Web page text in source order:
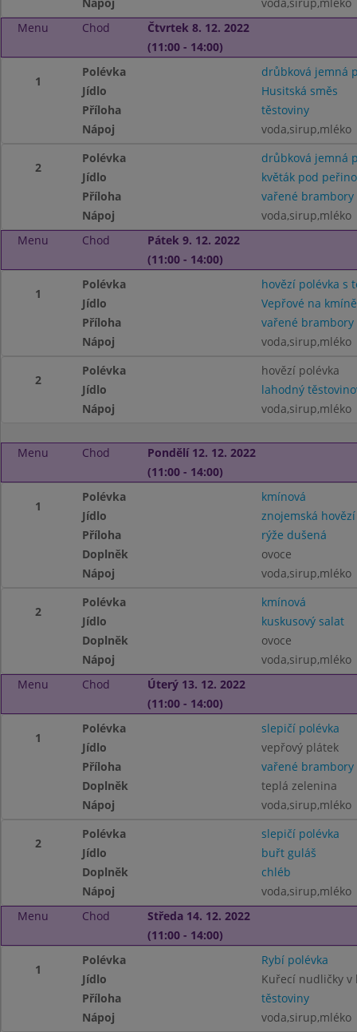
Menu
Chod
Čtvrtek 8. 12. 2022
(11:00 - 14:00)
1
Polévka
drůbková jemná
Jídlo
Husitská směs
Příloha
těstoviny
Nápoj
voda,sirup,mléko
2
Polévka
drůbková jemná
Jídlo
květák pod
Příloha
vařené brambory
Nápoj
voda,sirup,mléko
Menu
Chod
Pátek 9. 12. 2022
(11:00 - 14:00)
1
Polévka
hovězí polévka s
Jídlo
Vepřové na kmíně
Příloha
vařené brambory
Nápoj
voda,sirup,mléko
2
Polévka
hovězí polévka
Jídlo
lahodný
Nápoj
voda,sirup,mléko
Menu Chod
Pondělí 12. 12. 2022
(11:00 - 14:00)
1
Polévka
kmínová
Jídlo
znojemská
Příloha
rýže dušená
Doplněk
ovoce
Nápoj
voda,sirup,mléko
2
Polévka
kmínová
Jídlo
kuskusový salat
Doplněk
ovoce
Nápoj
voda,sirup,mléko
Menu
Chod
Úterý 13. 12. 2022
(11:00 - 14:00)
1
Polévka
slepičí polévka
Jídlo
vepřový plátek
Příloha
vařené brambory
Doplněk
teplá zelenina
Nápoj
voda,sirup,mléko
2
Polévka
slepičí polévka
Jídlo
buřt guláš
Doplněk
chléb
Nápoj
voda,sirup,mléko
Menu
Chod
Středa 14. 12. 2022
(11:00 - 14:00)
1
Polévka
Rybí polévka
Jídlo
Kuřecí nudličky v
Příloha
těstoviny
Nápoj
voda,sirup,mléko